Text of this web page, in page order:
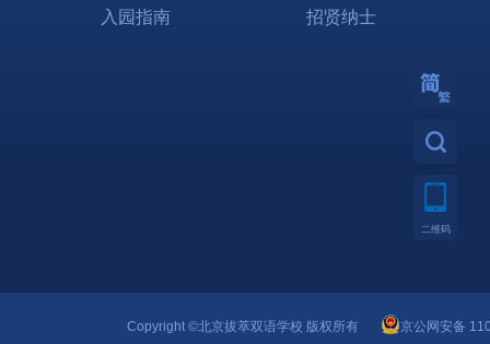
入园指南 招贤纳士
Copyright ©北京拔萃双语学校 版权所有 京公网安备
繁體
二维码